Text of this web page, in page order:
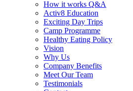
How it works Q&A
Activ8 Education
Exciting Day Trips
Camp Programme
Healthy Eating Policy
Vision
Why Us
Company Benefits
Meet Our Team
Testimonials